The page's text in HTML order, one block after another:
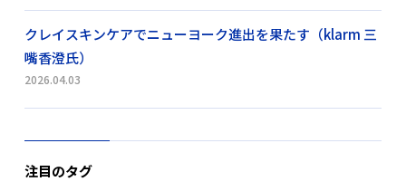
クレイスキンケアでニューヨーク進出を果たす（klarm 三
嘴香澄氏）
2026.04.03
注目のタグ